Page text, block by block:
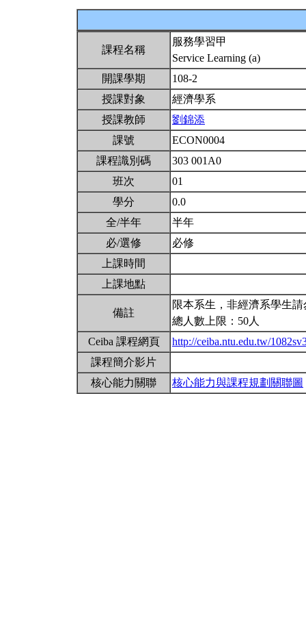
課程名稱
服務學習甲
Service Learning (a)
開課學期
108-2
授課對象
經濟學系
授課教師
劉錦添
課號
ECON0004
課程識別碼
303 001A0
班次
01
學分
0.0
全/半年
半年
必/選修
必修
上課時間
上課地點
備註
限本系生，非經濟系學生
總人數上限：50人
Ceiba 課程網頁
http://ceiba.ntu.edu.tw/
課程簡介影片
核心能力關聯
核心能力與課程規劃關聯圖